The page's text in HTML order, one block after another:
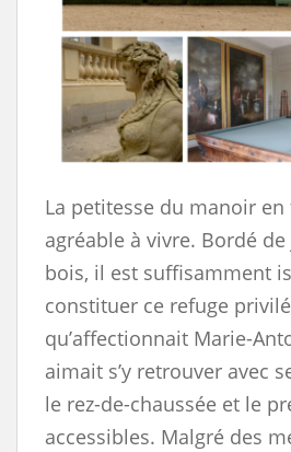
La petitesse du manoir
agréable à vivre. Bordé
bois, il est suffisamment
constituer ce refuge
qu’affectionnait Marie-
aimait s’y retrouver avec
le rez-de-chaussée et le
accessibles. Malgré des